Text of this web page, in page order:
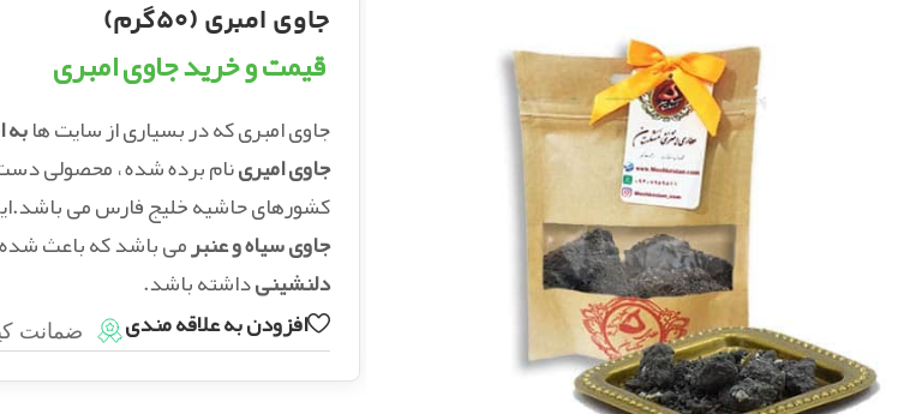
جاوی امبری (۵۰گرم)
قیمت و خرید جاوی امبری
جاوی امبری که در بسیاری از سایت هابه
جاوی امیرینام برده شده ، محصولی
کشورهای حاشیه خلیج فارس می
جاوی سیاه و عنبرمی باشد که باعث
دلنشینیداشته باشد.
افزودن به علاقه مندی
ضمانت